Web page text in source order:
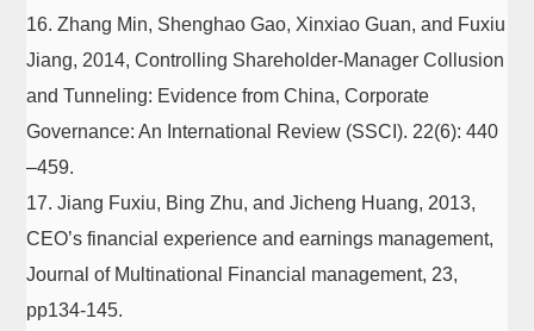
16. Zhang Min, Shenghao Gao, Xinxiao Guan, and Fuxiu
Jiang, 2014, Controlling Shareholder-Manager Collusion
and Tunneling: Evidence from China, Corporate
Governance: An International Review (SSCI). 22(6): 440
–459.
17. Jiang Fuxiu, Bing Zhu, and Jicheng Huang, 2013,
CEO’s financial experience and earnings management,
Journal of Multinational Financial management, 23,
pp134-145.